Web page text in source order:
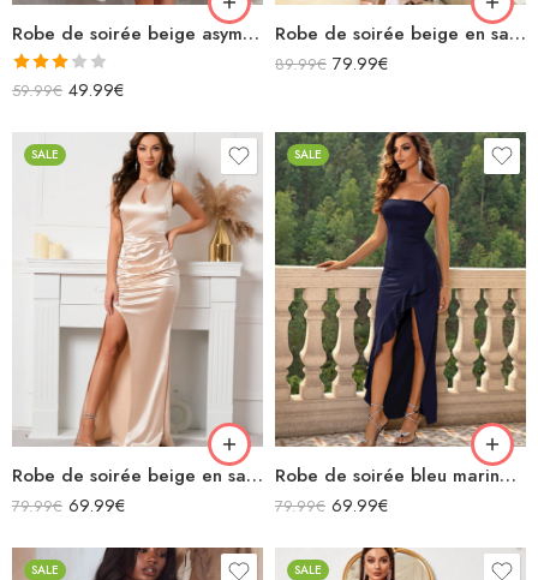
Robe de soirée beige asymétrique en satin
Note
sur 5
59.99€ 49.99€
Robe de soirée beige en satin longue épaules dénudées décolleté fendue
89.99€ 79.99€
SALE
Robe de soirée beige en satin longue fendue sans manches
79.99€ 69.99€
SALE
Robe de soirée bleu marine en satin longue bretelles spaghettis fendue à volants col carré
79.99€ 69.99€
SALE SALE